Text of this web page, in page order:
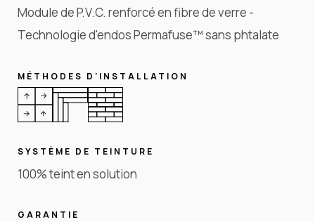
Module de P.V.C. renforcé en fibre de verre -
Technologie d'endos Permafuse™ sans phtalate
MÉTHODES D'INSTALLATION
SYSTÈME DE TEINTURE
100% teint en solution
GARANTIE